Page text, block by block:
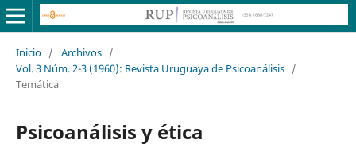
Inicio / Archivos /
Vol. 3 Núm. 2-3 (1960): Revista Uruguaya de Psicoanálisis /
Temática
Psicoanálisis y ética